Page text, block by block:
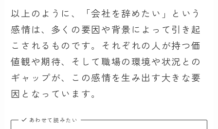
以上のように、「会社を辞めたい」という
感情は、多くの要因や背景によって引き起
こされるものです。それぞれの人が持つ価
値観や期待、そして職場の環境や状況との
ギャップが、この感情を生み出す大きな要
因となっています。
あわせて読みたい